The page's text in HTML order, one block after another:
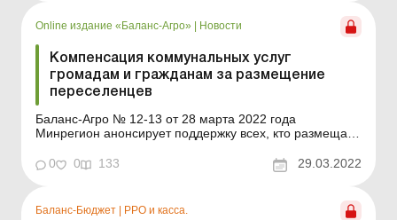
Немало иму...
Online издание «Баланс-Агро» Новости
Компенсация коммунальных услуг
громадам и гражданам за размещение
переселенцев
Баланс-Агро № 12-13 от 28 марта 2022 года
Минрегион анонсирует поддержку всех, кто размещает
теперь ведутся активные боевые действия. Так,
компенсацию получат громады (местные, сельские
в зданиях...
0 0 133 29.03.2022
Баланс-Бюджет | РРО и касса.